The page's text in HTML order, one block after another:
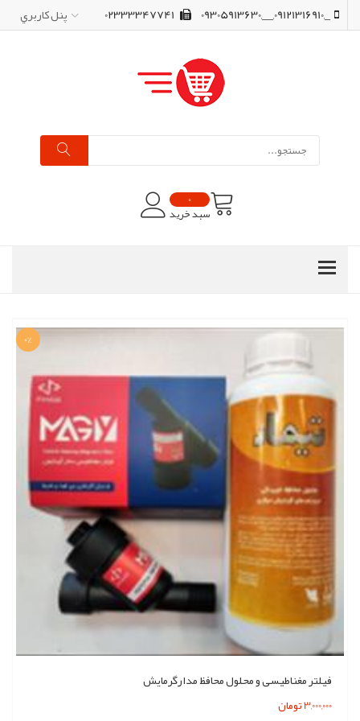
_,09121316910,__,09305913630 پنل کاربري
0
سبد خرید
فیلتر مغناطیسی و محلول محافظ مدارگرمایش
3,000,000 تومان
0%